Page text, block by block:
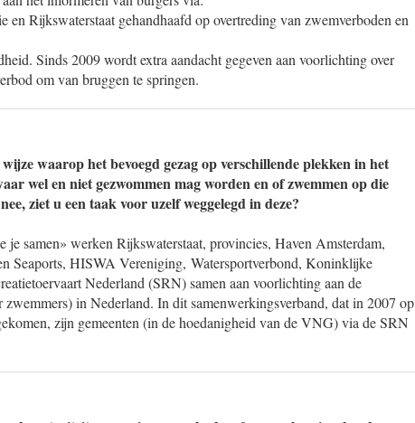
Rijkswaterstaat gehandhaafd op overtreding van zwemverboden en
Sinds 2009 wordt extra aandacht gegeven aan voorlichting over
om van bruggen te springen.
waarop het bevoegd gezag op verschillende plekken in het
wel en niet gezwommen mag worden en of zwemmen op die
ziet u een taak voor uzelf weggelegd in deze?
je samen» werken Rijkswaterstaat, provincies, Haven Amsterdam,
Seaports, HISWA Vereniging, Watersportverbond, Koninklijke
Nederland (SRN) samen aan voorlichting aan de
in Nederland. In dit samenwerkingsverband, dat in 2007 op
zijn gemeenten (in de hoedanigheid van de VNG) via de SRN